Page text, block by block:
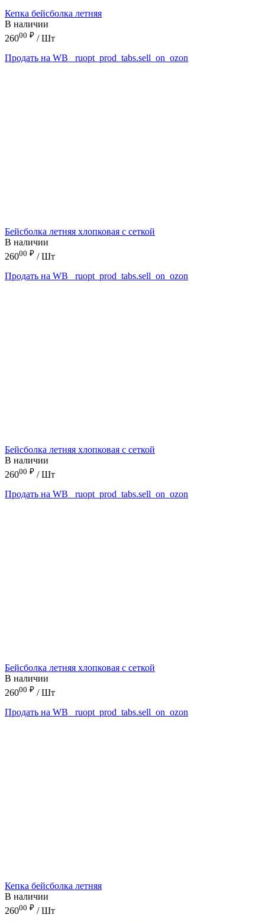
Кепка бейсболка летняя
В наличии
26000 ₽ / Шт
Продать на WB
_ruopt_prod_tabs.sell_on_ozon
Бейсболка летняя хлопковая с сеткой
В наличии
26000 ₽ / Шт
Продать на WB
_ruopt_prod_tabs.sell_on_ozon
Бейсболка летняя хлопковая с сеткой
В наличии
26000 ₽ / Шт
Продать на WB
_ruopt_prod_tabs.sell_on_ozon
Бейсболка летняя хлопковая с сеткой
В наличии
26000 ₽ / Шт
Продать на WB
_ruopt_prod_tabs.sell_on_ozon
Кепка бейсболка летняя
В наличии
26000 ₽ / Шт